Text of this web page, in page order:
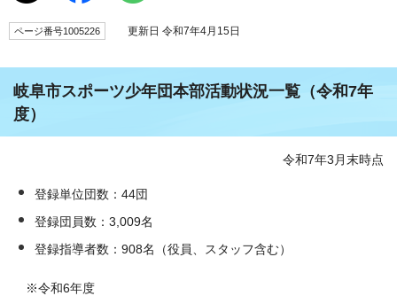
ページ番号1005226 更新日 令和7年4月15日
岐阜市スポーツ少年団本部活動状況一覧（令和7年
度）
令和7年3月末時点
登録単位団数：44団
登録団員数：3,009名
登録指導者数：908名（役員、スタッフ含む）
※令和6年度